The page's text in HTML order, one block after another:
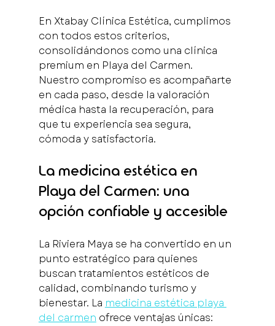
En Xtabay Clínica Estética, cumplimos
con todos estos criterios,
consolidándonos como una clínica
premium en Playa del Carmen.
Nuestro compromiso es acompañarte
en cada paso, desde la valoración
médica hasta la recuperación, para
que tu experiencia sea segura,
cómoda y satisfactoria.
La medicina estética en
Playa del Carmen: una
opción confiable y accesible
La Riviera Maya se ha convertido en un
punto estratégico para quienes
buscan tratamientos estéticos de
calidad, combinando turismo y
bienestar. La medicina estética playa
del carmen ofrece ventajas únicas: